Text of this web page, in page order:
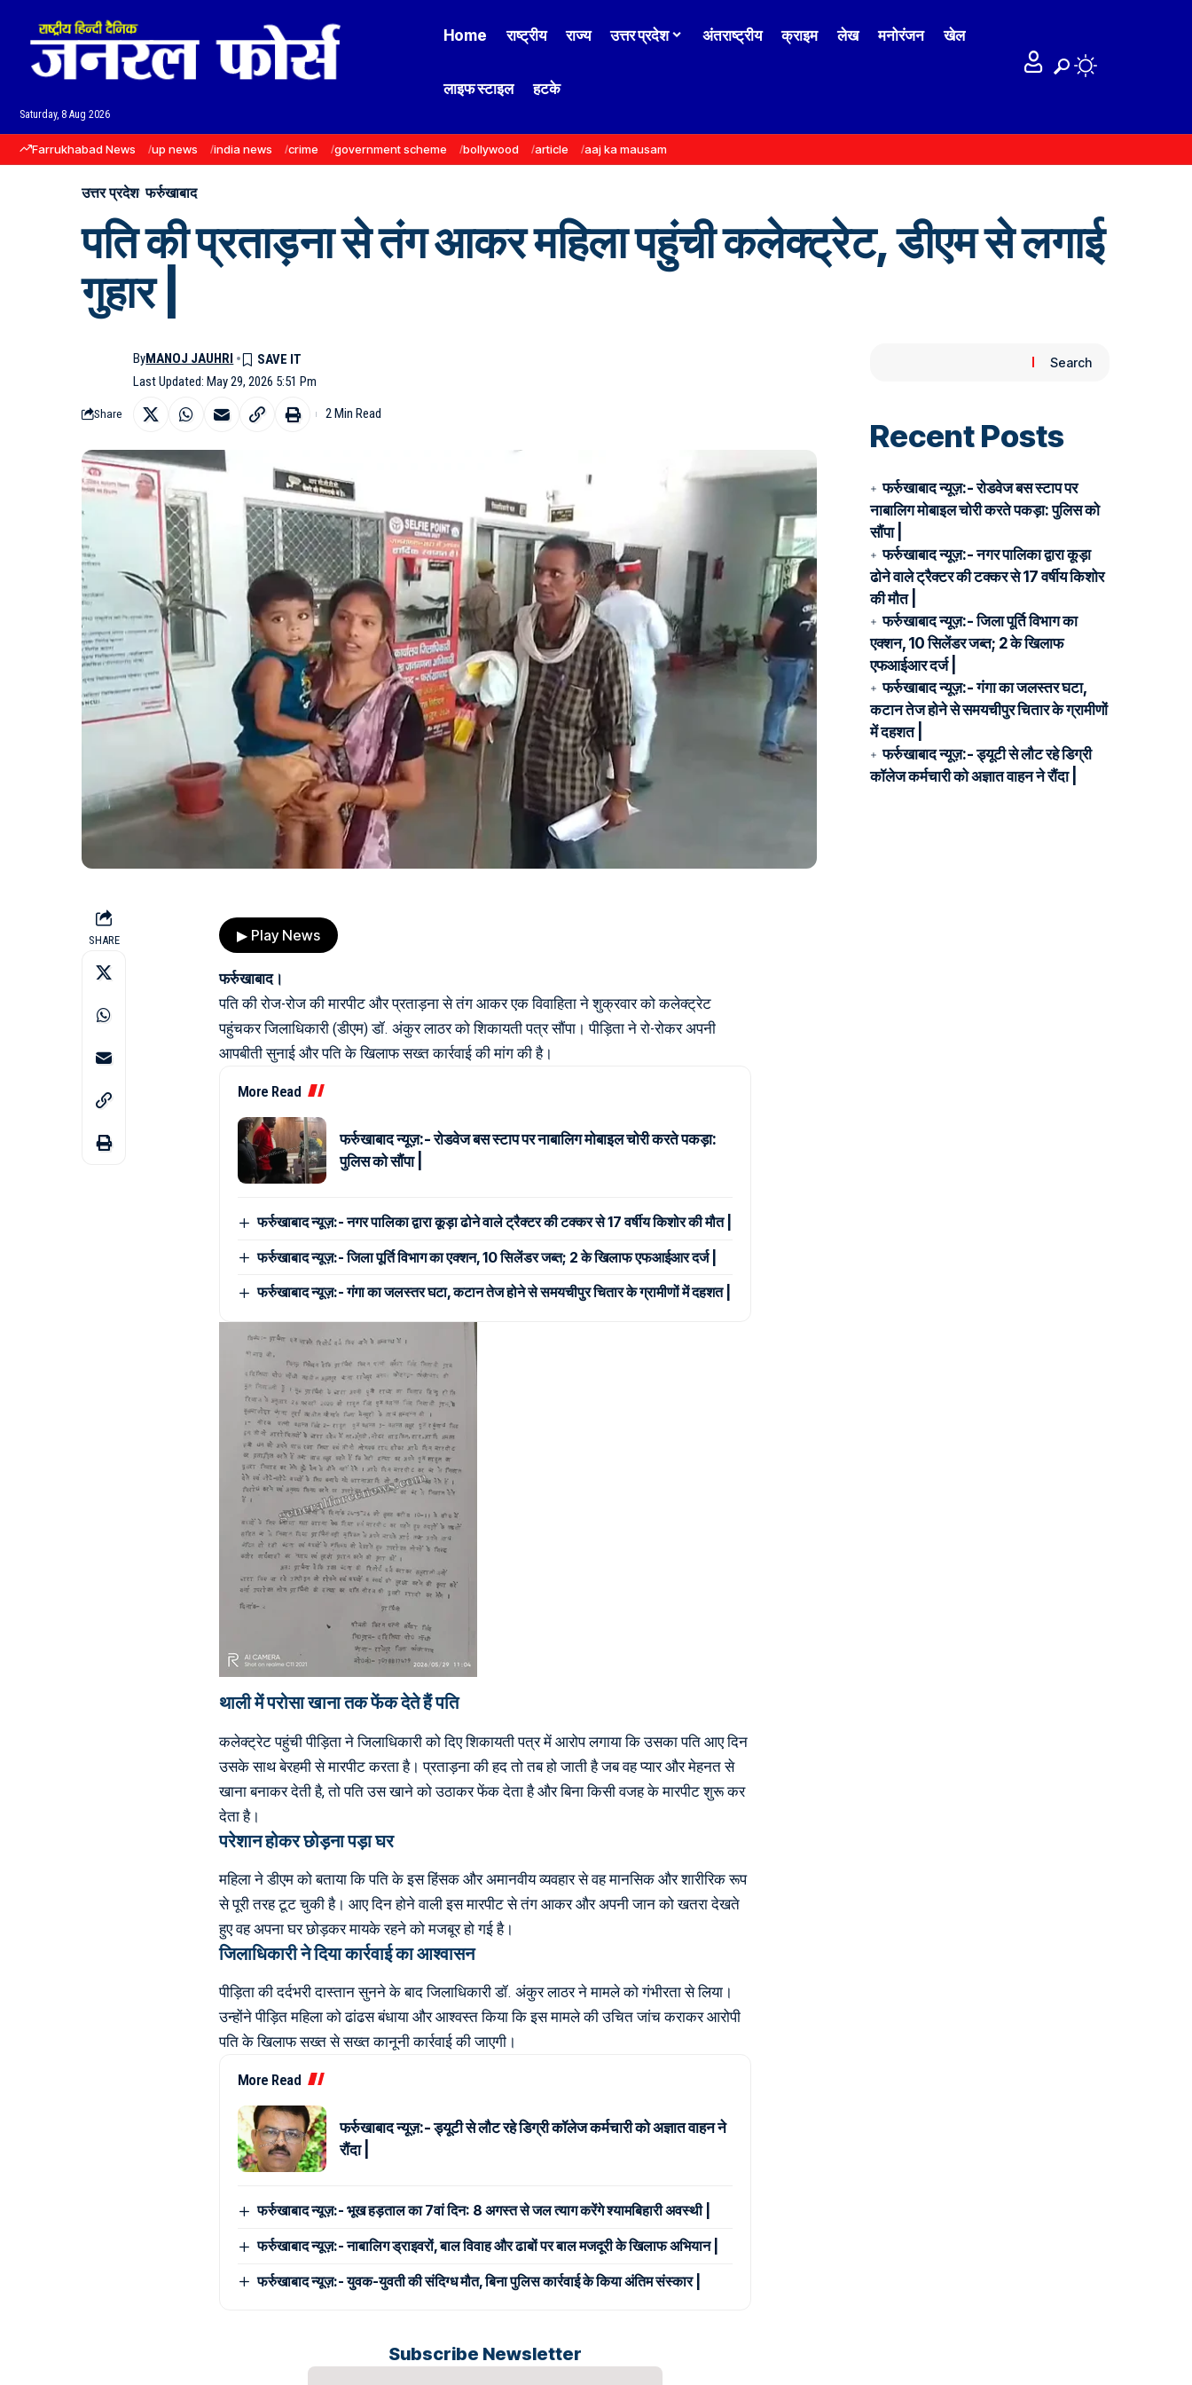
Saturday, 8 Aug 2026
Home राष्ट्रीय राज्य उत्तर प्रदेश अंतराष्ट्रीय क्राइम लेख मनोरंजन खेल
लाइफ स्टाइल हटके
Farrukhabad News up news india news crime government scheme bollywood article aaj ka mausam
उत्तर प्रदेश फर्रुखाबाद
पति की प्रताड़ना से तंग आकर महिला पहुंची कलेक्ट्रेट, डीएम से लगाई
गुहार |
Last Updated: May 29, 2026 5:51 Pm
ByMANOJ JAUHRI
Share 2 Min Read
SHARE ▶ Play News
फर्रुखाबाद।
पति की रोज-रोज की मारपीट और प्रताड़ना से तंग आकर एक विवाहिता ने शुक्रवार को कलेक्ट्रेट
पहुंचकर जिलाधिकारी (डीएम) डॉ. अंकुर लाठर को शिकायती पत्र सौंपा। पीड़िता ने रो-रोकर अपनी
आपबीती सुनाई और पति के खिलाफ सख्त कार्रवाई की मांग की है।
More Read
फर्रुखाबाद न्यूज़:- रोडवेज बस स्टाप पर नाबालिग मोबाइल चोरी करते पकड़ा:
पुलिस को सौंपा |
फर्रुखाबाद न्यूज़:- नगर पालिका द्वारा कूड़ा ढोने वाले ट्रैक्टर की टक्कर से 17 वर्षीय किशोर की मौत |
फर्रुखाबाद न्यूज़:- जिला पूर्ति विभाग का एक्शन, 10 सिलेंडर जब्त; 2 के खिलाफ एफआईआर दर्ज |
फर्रुखाबाद न्यूज़:- गंगा का जलस्तर घटा, कटान तेज होने से समयचीपुर चितार के ग्रामीणों में दहशत |
थाली में परोसा खाना तक फेंक देते हैं पति
कलेक्ट्रेट पहुंची पीड़िता ने जिलाधिकारी को दिए शिकायती पत्र में आरोप लगाया कि उसका पति आए दिन
उसके साथ बेरहमी से मारपीट करता है। प्रताड़ना की हद तो तब हो जाती है जब वह प्यार और मेहनत से
खाना बनाकर देती है, तो पति उस खाने को उठाकर फेंक देता है और बिना किसी वजह के मारपीट शुरू कर
देता है।
परेशान होकर छोड़ना पड़ा घर
महिला ने डीएम को बताया कि पति के इस हिंसक और अमानवीय व्यवहार से वह मानसिक और शारीरिक रूप
से पूरी तरह टूट चुकी है। आए दिन होने वाली इस मारपीट से तंग आकर और अपनी जान को खतरा देखते
हुए वह अपना घर छोड़कर मायके रहने को मजबूर हो गई है।
जिलाधिकारी ने दिया कार्रवाई का आश्वासन
पीड़िता की दर्दभरी दास्तान सुनने के बाद जिलाधिकारी डॉ. अंकुर लाठर ने मामले को गंभीरता से लिया।
उन्होंने पीड़ित महिला को ढांढस बंधाया और आश्वस्त किया कि इस मामले की उचित जांच कराकर आरोपी
पति के खिलाफ सख्त से सख्त कानूनी कार्रवाई की जाएगी।
More Read
फर्रुखाबाद न्यूज़:- ड्यूटी से लौट रहे डिग्री कॉलेज कर्मचारी को अज्ञात वाहन ने
रौंदा |
फर्रुखाबाद न्यूज़:- भूख हड़ताल का 7वां दिन: 8 अगस्त से जल त्याग करेंगे श्यामबिहारी अवस्थी |
फर्रुखाबाद न्यूज़:- नाबालिग ड्राइवरों, बाल विवाह और ढाबों पर बाल मजदूरी के खिलाफ अभियान |
फर्रुखाबाद न्यूज़:- युवक-युवती की संदिग्ध मौत, बिना पुलिस कार्रवाई के किया अंतिम संस्कार |
Subscribe Newsletter
Search
Recent Posts
फर्रुखाबाद न्यूज़:- रोडवेज बस स्टाप पर
नाबालिग मोबाइल चोरी करते पकड़ा: पुलिस को
सौंपा |
फर्रुखाबाद न्यूज़:- नगर पालिका द्वारा कूड़ा
ढोने वाले ट्रैक्टर की टक्कर से 17 वर्षीय किशोर
की मौत |
फर्रुखाबाद न्यूज़:- जिला पूर्ति विभाग का
एक्शन, 10 सिलेंडर जब्त; 2 के खिलाफ
एफआईआर दर्ज |
फर्रुखाबाद न्यूज़:- गंगा का जलस्तर घटा,
कटान तेज होने से समयचीपुर चितार के ग्रामीणों
में दहशत |
फर्रुखाबाद न्यूज़:- ड्यूटी से लौट रहे डिग्री
कॉलेज कर्मचारी को अज्ञात वाहन ने रौंदा |